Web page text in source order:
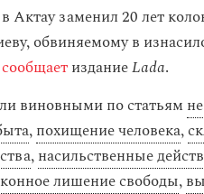
Актау заменил 20 лет
обвиняемому в
сообщаетизданиеLada.
виновными по статьям
,похищение человека,
,насильственные
лишение свободы,